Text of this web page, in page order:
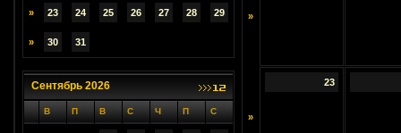
» 23 24 25 26 27 28 29
» 30 31
Сентябрь 2026
В П В С Ч П С
»
»
23